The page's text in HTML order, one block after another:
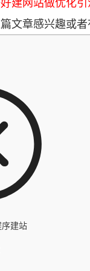
文章感兴趣或者
建站